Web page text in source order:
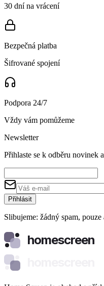
30 dní na vrácení
Bezpečná platba
Šifrované spojení
Podpora 24/7
Vždy vám pomůžeme
Newsletter
Přihlaste se k odběru novinek
Přihlásit
Slibujeme: žádný spam,
homescreen